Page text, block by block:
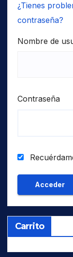
¿Tienes
contraseña?
Nombre de
Contraseña
Carrito